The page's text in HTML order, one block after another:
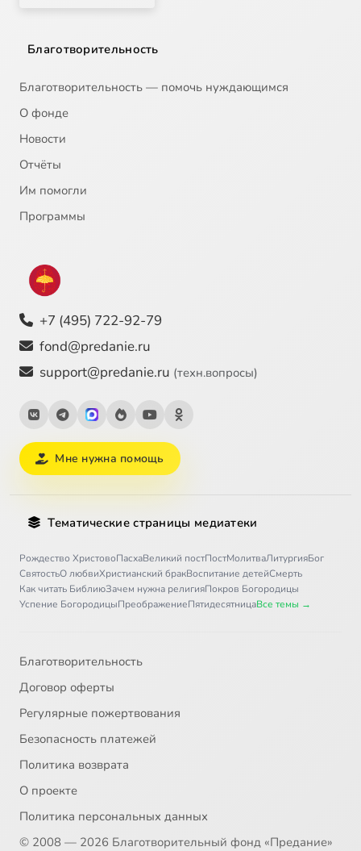
Благотворительность
Благотворительность — помочь нуждающимся
О фонде
Новости
Отчёты
Им помогли
Программы
+7 (495) 722-92-79
fond@predanie.ru
support@predanie.ru (техн.вопросы)
Мне нужна помощь
Тематические страницы медиатеки
Рождество ХристовоПасхаВеликий постПостМолитваЛитургияБог
СвятостьО любвиХристианский бракВоспитание детейСмерть
Как читать БиблиюЗачем нужна религияПокров Богородицы
Успение БогородицыПреображениеПятидесятницаВсе темы →
Благотворительность
Договор оферты
Регулярные пожертвования
Безопасность платежей
Политика возврата
О проекте
Политика персональных данных
© 2008 — 2026 Благотворительный фонд «Предание»